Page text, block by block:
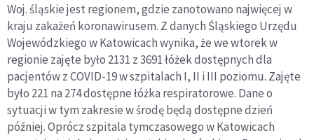
Woj. śląskie jest regionem, gdzie zanotowano najwięcej w
kraju zakażeń koronawirusem. Z danych Śląskiego Urzędu
Wojewódzkiego w Katowicach wynika, że we wtorek w
regionie zajęte było 2131 z 3691 łóżek dostępnych dla
pacjentów z COVID-19 w szpitalach I, II i III poziomu. Zajęte
było 221 na 274 dostępne łóżka respiratorowe. Dane o
sytuacji w tym zakresie w środę będą dostępne dzień
później. Oprócz szpitala tymczasowego w Katowicach